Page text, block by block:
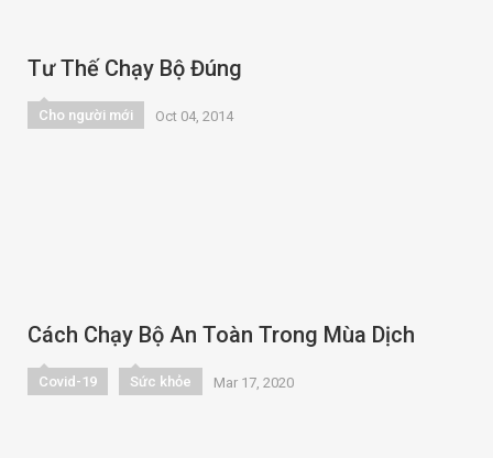
Tư Thế Chạy Bộ Đúng
Cho người mới Oct 04, 2014
Cách Chạy Bộ An Toàn Trong Mùa Dịch
Covid-19 Sức khỏe Mar 17, 2020